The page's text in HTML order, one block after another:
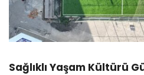
Sağlıklı Yaşam Kültürü